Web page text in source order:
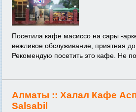
Посетила кафе масиссо на сары -
вежливое обслуживание, приятная
Рекомендую посетить это кафе. Не
Алматы :: Халал Кафе
Salsabil